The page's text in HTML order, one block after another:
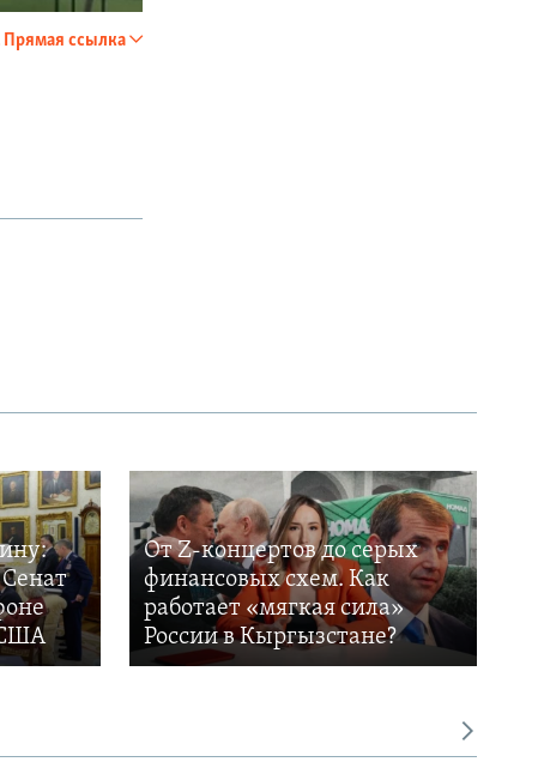
Прямая ссылка
США
От Z-концертов до серых
финансовых схем. Как
работает «мягкая сила»
России в Кыргызстане?